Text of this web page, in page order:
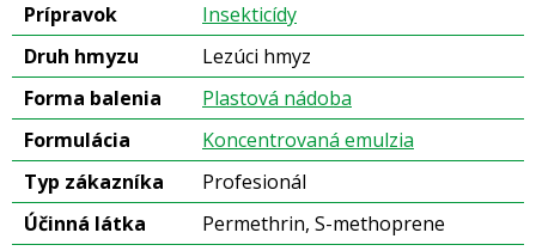
Prípravok
Insekticídy
Druh hmyzu
Lezúci hmyz
Forma balenia
Plastová nádoba
Formulácia
Koncentrovaná emulzia
Typ zákazníka
Profesionál
Účinná látka
Permethrin, S-methoprene